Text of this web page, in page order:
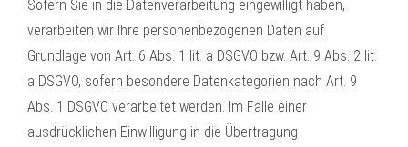
Sofern Sie in die Datenverarbeitung eingewilligt haben,
verarbeiten wir Ihre personenbezogenen Daten auf
Grundlage von Art. 6 Abs. 1 lit. a DSGVO bzw. Art. 9 Abs. 2 lit.
a DSGVO, sofern besondere Datenkategorien nach Art. 9
Abs. 1 DSGVO verarbeitet werden. Im Falle einer
ausdrücklichen Einwilligung in die Übertragung